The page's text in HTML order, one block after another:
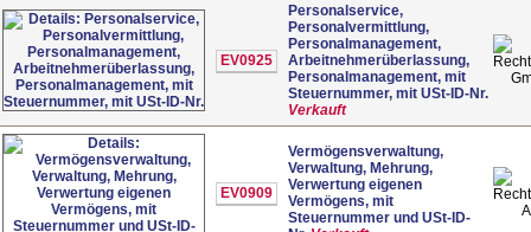
EV0925
Personalservice,
Personalvermittlung,
Personalmanagement,
Arbeitnehmerüberlassung,
Personalmanagement, mit
Steuernummer, mit USt-ID-Nr.
Verkauft
EV0909
Vermögensverwaltung,
Verwaltung, Mehrung,
Verwertung eigenen
Vermögens, mit
Steuernummer und USt-ID-